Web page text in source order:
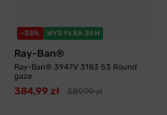
-35% WYSYŁKA 24H
Ray-Ban®
Ray-Ban® 3947V 3183 53 Round
gaze
384,99 zł 589,99 zł